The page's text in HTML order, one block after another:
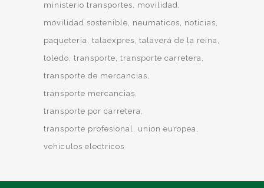
ministerio transportes
movilidad
movilidad sostenible
neumaticos
noticias
paqueteria talaexpres talavera de la reina
toledo transporte transporte carretera
transporte de mercancias
transporte mercancias
transporte por carretera
transporte profesional
union europea
vehiculos electricos